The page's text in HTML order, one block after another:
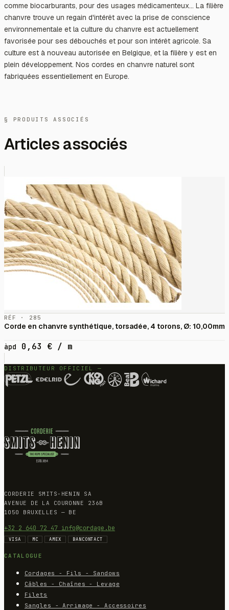
comme biocarburants, pour des usages médicamenteux... La filière
chanvre trouve un regain d'intérêt avec la prise de conscience
environnementale et la culture du chanvre est actuellement
favorisée pour ses débouchés et pour son intérêt agricole. Sa
culture est à nouveau autorisée en Belgique, et la filière y est en
plein développement. Nos cordes en chanvre naturel sont
fabriquées essentiellement en Europe.
§ PRODUITS ASSOCIÉS
Articles associés
RÉF · 285
Corde en chanvre synthétique, torsadée, 4 torons, Ø: 10,00mm
àpd 0,63 € / m
DISTRIBUTEUR OFFICIEL —
CORDERIE SMITS-HENIN SA
AVENUE DE LA COURONNE 236B
1050 BRUXELLES — BE
+32 2 640 72 47 info@cordage.be
VISA MC AMEX BANCONTACT
CATALOGUE
Cordages - Fils - Sandows
Câbles - Chaînes - Levage
Filets
Sangles - Arrimage - Accessoires